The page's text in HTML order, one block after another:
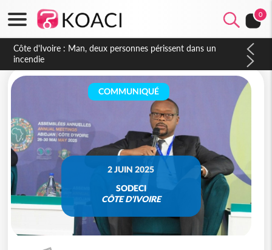
0
Côte d'Ivoire : Séileu, la célébration de la fête nationale
transformée en vaste campagne contre les produits
dépigmentants dangereux
COMMUNIQUÉ
2 JUIN 2025
SODECI
CÔTE D'IVOIRE